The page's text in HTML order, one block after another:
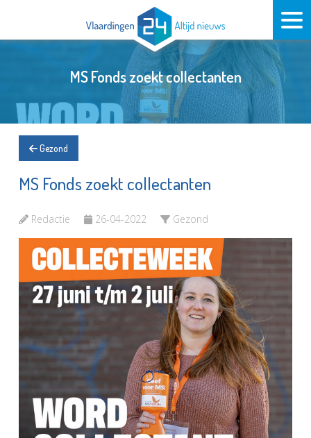
MS Fonds zoekt collectanten
Gezond
MS Fonds zoekt collectanten
Redactie 26-04-2022 Gezond